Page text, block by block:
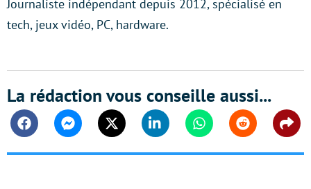
Journaliste indépendant depuis 2012, spécialisé en
tech, jeux vidéo, PC, hardware.
La rédaction vous conseille aussi...
FacebookMessengerTwitter Linkedin WhatsappReddit